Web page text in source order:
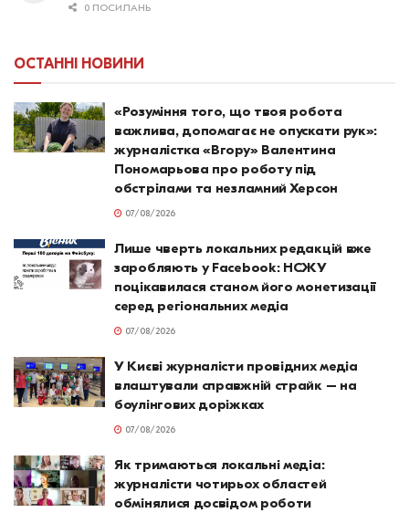
0 ПОСИЛАНЬ
ОСТАННІ НОВИНИ
«Розуміння того, що твоя робота
важлива, допомагає не опускати рук»:
журналістка «Вгору» Валентина
Пономарьова про роботу під
обстрілами та незламний Херсон
07/08/2026
Лише чверть локальних редакцій вже
заробляють у Facebook: НСЖУ
поцікавилася станом його монетизації
серед регіональних медіа
07/08/2026
У Києві журналісти провідних медіа
влаштували справжній страйк – на
боулінгових доріжках
07/08/2026
Як тримаються локальні медіа:
журналісти чотирьох областей
обмінялися досвідом роботи